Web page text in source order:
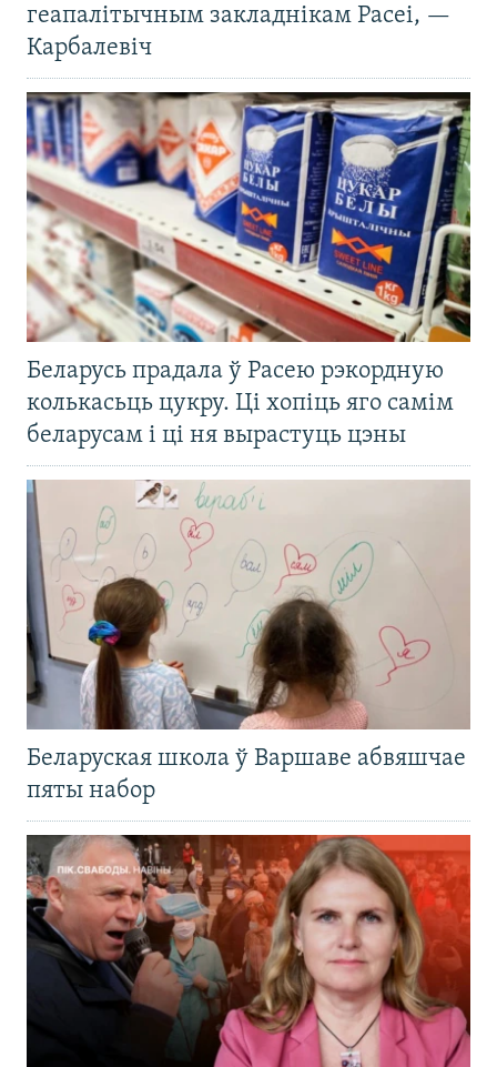
геапалітычным закладнікам Расеі, —
Карбалевіч
Беларусь прадала ў Расею рэкордную
колькасьць цукру. Ці хопіць яго самім
беларусам і ці ня вырастуць цэны
Беларуская школа ў Варшаве абвяшчае
пяты набор